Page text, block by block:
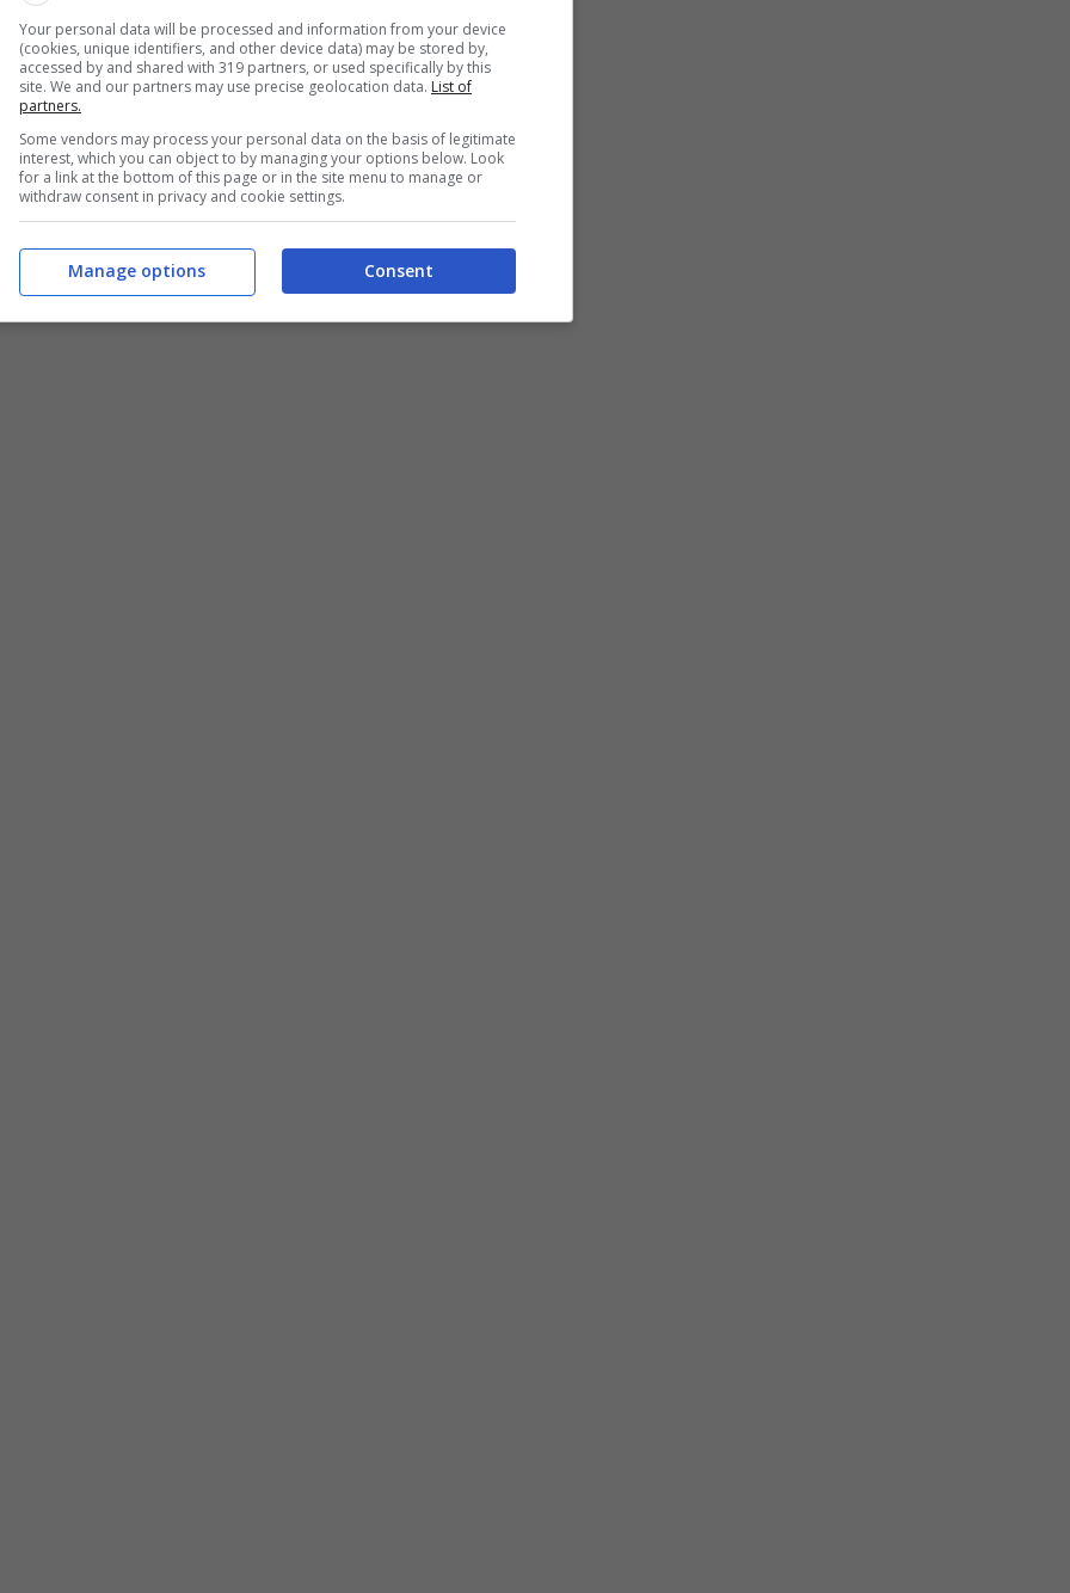
Your personal data will be processed and information from your device
(cookies, unique identifiers, and other device data) may be stored by,
accessed by and shared with 319 partners, or used specifically by this
site. We and our partners may use precise geolocation data. List of
partners.
Some vendors may process your personal data on the basis of legitimate
interest, which you can object to by managing your options below. Look
for a link at the bottom of this page or in the site menu to manage or
withdraw consent in privacy and cookie settings.
Consent
Manage options